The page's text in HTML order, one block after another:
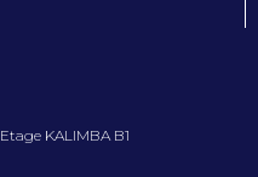
Etage KALIMBA B1